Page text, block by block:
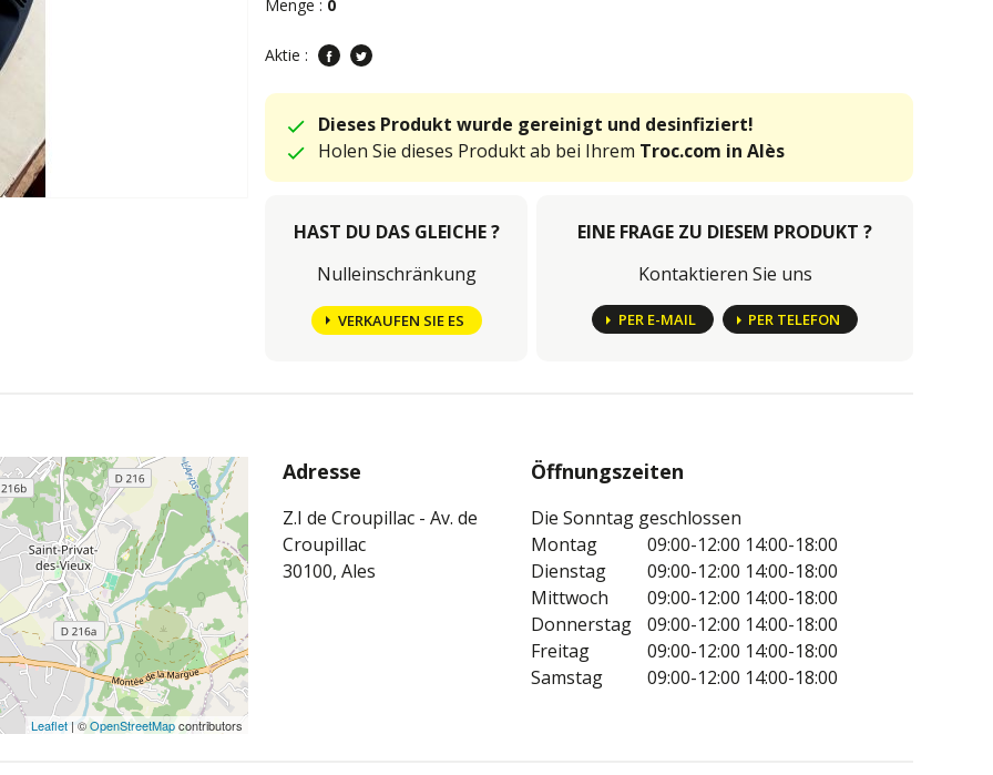
Menge : 0
Aktie :
Dieses Produkt wurde gereinigt und desinfiziert!
Holen Sie dieses Produkt ab bei Ihrem Troc.com in Alès
HAST DU DAS GLEICHE ?
Nulleinschränkung
VERKAUFEN SIE ES
EINE FRAGE ZU DIESEM PRODUKT ?
Kontaktieren Sie uns
PER E-MAIL PER TELEFON
Leaflet | ©OpenStreetMapcontributors
Adresse
Z.I de Croupillac - Av. de
Croupillac
30100, Ales
Öffnungszeiten
Die Sonntag geschlossen
Montag
09:00-12:00 14:00-18:00
Dienstag
09:00-12:00 14:00-18:00
Mittwoch
09:00-12:00 14:00-18:00
Donnerstag
09:00-12:00 14:00-18:00
Freitag
09:00-12:00 14:00-18:00
Samstag
09:00-12:00 14:00-18:00